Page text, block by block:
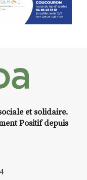
vous
galerie à
et solidaire.
Positif depuis